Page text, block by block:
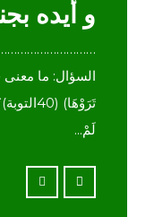
و أيده
السؤال: ما معنى
تَرَوْهَا)
لَمْ...